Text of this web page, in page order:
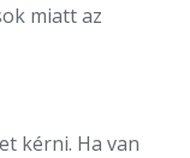
miatt az
kérni. Ha van